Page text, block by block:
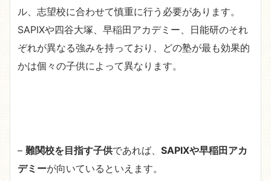
ル、志望校に合わせて慎重に行う必要があります。
SAPIXや四谷大塚、早稲田アカデミー、日能研のそれ
ぞれが異なる強みを持っており、どの塾が最も効果的
かは個々の子供によって異なります。
– 難関校を目指す子供であれば、 SAPIXや早稲田アカ
デミーが向いているといえます。